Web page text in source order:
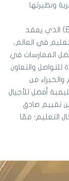
ونظيرتها
جدير بالذكر، أن المنتدى العالمي للتعليم (EWF) الذي يعقد
في العالم،
الممارسات في
والتعاون
والخبراء من
أفضل للأجيال
تقييم صادق
التعليم؛ ممّا